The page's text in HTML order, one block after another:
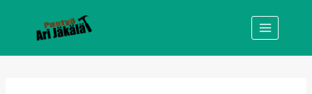
sisältöön